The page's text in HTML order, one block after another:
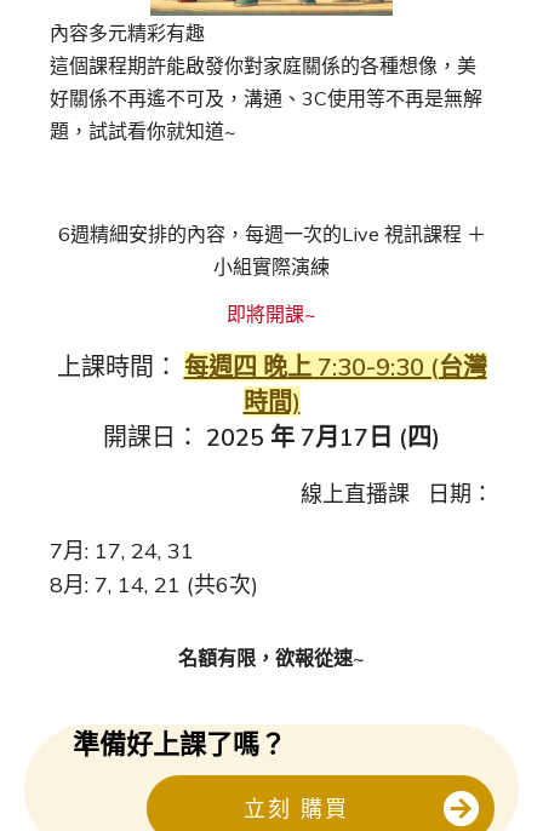
內容多元精彩有趣
這個課程期許能啟發你對家庭關係的各種想像，美
好關係不再遙不可及，溝通、3C使用等不再是無解
題，試試看你就知道~
6週精細安排的內容，每週一次的Live 視訊課程 ＋
小組實際演練
即將開課~
上課時間： 每週四 晚上 7:30-9:30 (台灣
時間)
開課日： 2025 年 7月17日 (四)
線上直播課 日期：
7月: 17, 24, 31
8月: 7, 14, 21 (共6次)
名額有限，欲報從速~
準備好上課了嗎？
立刻 購買